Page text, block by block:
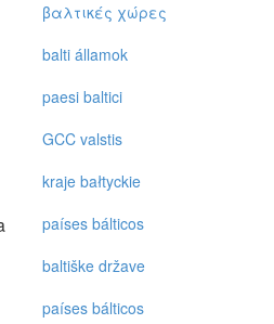
βαλτικές χώρες
balti államok
paesi baltici
GCC valstis
kraje bałtyckie
países bálticos
baltiške države
países bálticos